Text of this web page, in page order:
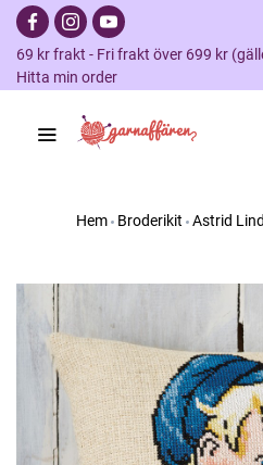
69 kr frakt - Fri frakt över 699 kr
Hitta min order
Hem Broderikit Astrid